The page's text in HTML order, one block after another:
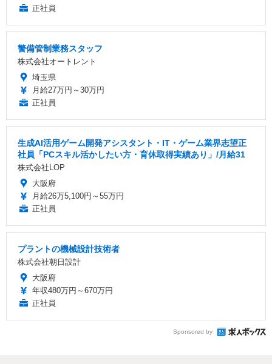
正社員
警備管制業務スタッフ
株式会社オートレント
埼玉県
月給27万円～30万円
正社員
生成AI活用ゲーム開発アシスタント・IT・ゲーム業界志望正
社員「PCスキル活かしたい方・育休取得実績あり」/月給31
株式会社LOP
大阪府
月給26万5,100円～55万円
正社員
プラントの機械設計技術者
株式会社朝日設計
大阪府
年収480万円～670万円
正社員
Sponsored by